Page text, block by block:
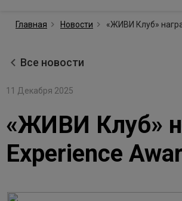
Главная Новости «ЖИВИ Клуб»
Все новости
11 Декабря 2025
«ЖИВИ Клуб»
Experience